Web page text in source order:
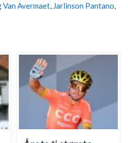
Van Avermaet, Jarlinson Pantano,